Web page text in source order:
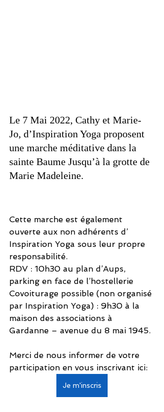
Le 7 Mai 2022, Cathy et Marie-
Jo, d’Inspiration Yoga proposent
une marche méditative dans la
sainte Baume Jusqu’à la grotte de
Marie Madeleine.
Cette marche est également
ouverte aux non adhérents d’
Inspiration Yoga sous leur propre
responsabilité.
RDV : 10h30 au plan d’Aups,
parking en face de l’hostellerie
Covoiturage possible (non organisé
par Inspiration Yoga) : 9h30 à la
maison des associations à
Gardanne – avenue du 8 mai 1945.
Merci de nous informer de votre
participation en vous inscrivant ici:
Je m'inscris